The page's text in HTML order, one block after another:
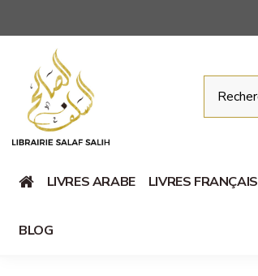
LIVRES ARABE LIVRES FRANÇAIS
BLOG